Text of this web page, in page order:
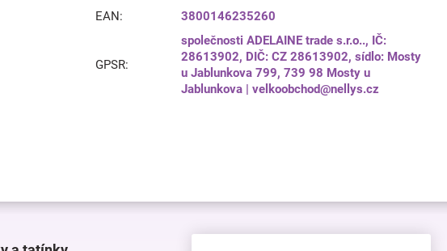
EAN: 3800146235260
GPSR:
společnosti ADELAINE trade s.r.o.., IČ:
28613902, DIČ: CZ 28613902, sídlo: Mosty
u Jablunkova 799, 739 98 Mosty u
Jablunkova | velkoobchod@nellys.cz